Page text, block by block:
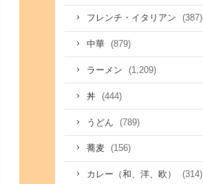
フレンチ・イタリアン (387)
中華 (879)
ラーメン (1,209)
丼 (444)
うどん (789)
蕎麦 (156)
カレー（和、洋、欧） (314)